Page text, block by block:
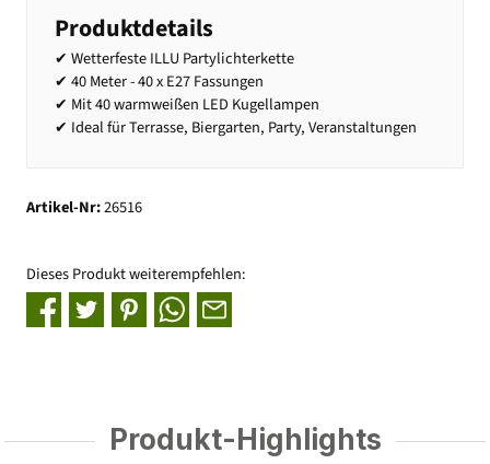
Produktdetails
✔ Wetterfeste ILLU Partylichterkette
✔ 40 Meter - 40 x E27 Fassungen
✔ Mit 40 warmweißen LED Kugellampen
✔ Ideal für Terrasse, Biergarten, Party, Veranstaltungen
Artikel-Nr:26516
Dieses Produkt weiterempfehlen:
Produkt-Highlights